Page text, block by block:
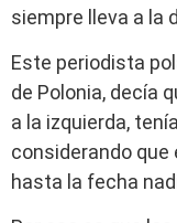
siempre lleva a la
Este periodista
de Polonia, decía
a la izquierda,
considerando que
hasta la fecha